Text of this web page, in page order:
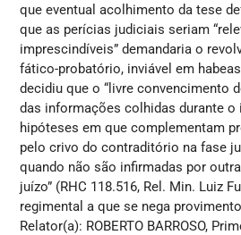
que eventual acolhimento da tese
que as perícias judiciais seriam
imprescindíveis” demandaria o
fático-probatório, inviável em
decidiu que o “livre convencimento
das informações colhidas durante
hipóteses em que complementam
pelo crivo do contraditório na fase
quando não são infirmadas por
juízo” (RHC 118.516, Rel. Min. Luiz
regimental a que se nega
Relator(a): ROBERTO BARROSO,